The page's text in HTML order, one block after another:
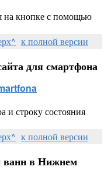
на кнопке с помощью
к полной версии
для смартфона
и строку состояния
к полной версии
ванн в Нижнем